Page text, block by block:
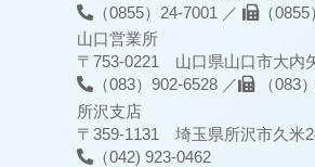
（0855）24-7001 ／
（0855
山口営業所
〒753-0221 山口県山口市大内
（083）902-6528 ／
（083
所沢支店
〒359-1131 埼玉県所沢市久米
（042) 923-0462